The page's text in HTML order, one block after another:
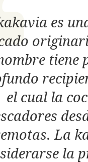
es
tiene
el cual la
La
la